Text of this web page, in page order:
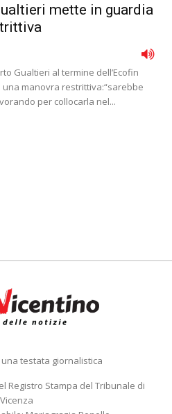
mette in guardia
Gualtieri al termine dell’Ecofin
manovra restrittiva:“sarebbe
per collocarla nel...
una testata giornalistica
Registro Stampa del Tribunale di
Vicenza